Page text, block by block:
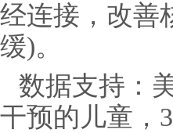
经连接，改善
缓)。
数据支持：
干预的儿童，